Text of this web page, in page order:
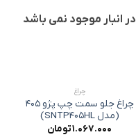
در انبار موجود نمی باشد
چراغ
چراغ جلو سمت چپ پژو ۴۰۵
(مدل SNTP405HL)
1.067.000تومان